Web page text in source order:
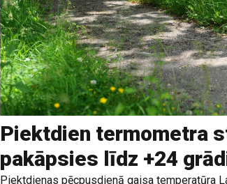
Piektdien termometra
pakāpsies līdz +24
Piektdienas pēcpusdienā gaisa temperatūra